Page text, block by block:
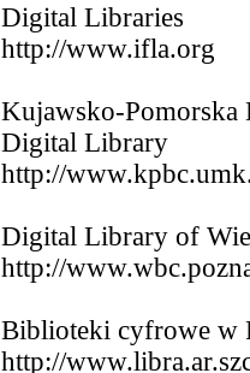
Digital Libraries
http://www.ifla.org
Kujawsko-
Digital Library
http://
Digital Library of
http://
Biblioteki cyfrowe w
http://